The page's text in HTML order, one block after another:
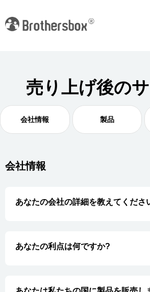
売り上げ後の
会社情報 製品
会社情報
あなたの会社の詳細を教えてくださ
あなたの利点は何ですか?